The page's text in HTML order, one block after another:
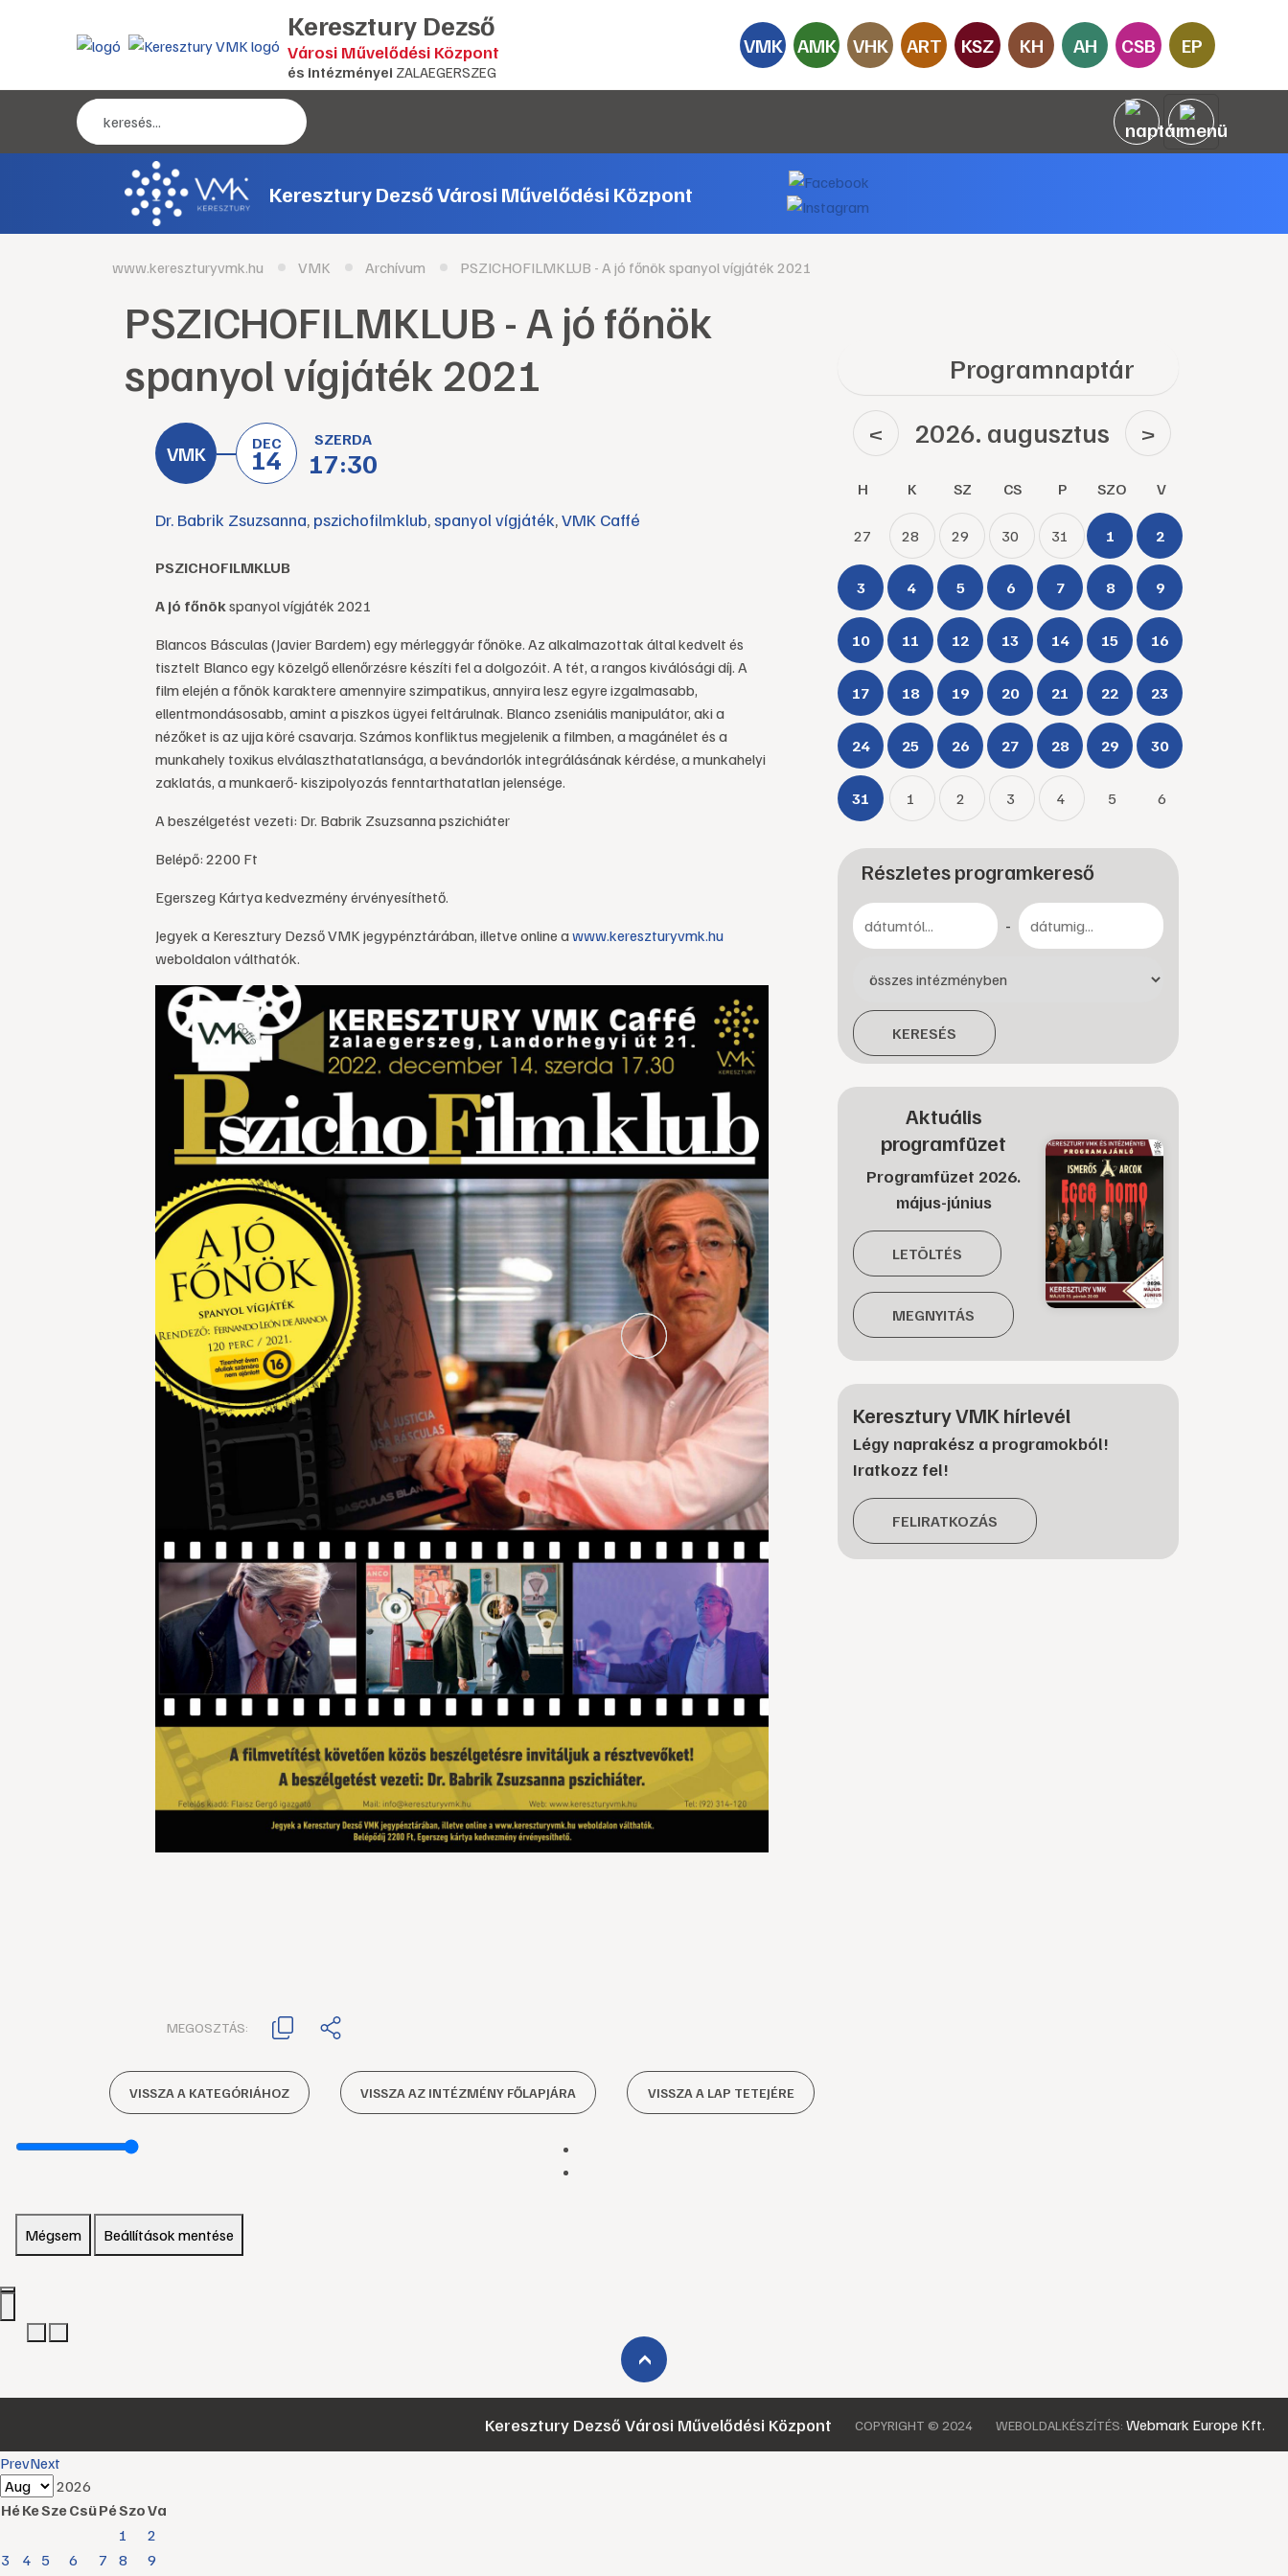
Keresztury Dezső
Városi Művelődési Központ
és intézményei ZALAEGERSZEG
VMK AMK VHK ART KSZ KH AH CSB EP
Keresztury Dezső Városi Művelődési Központ
www.kereszturyvmk.hu VMK Archívum PSZICHOFILMKLUB - A jó főnök spanyol vígjáték 2021
PSZICHOFILMKLUB - A jó főnök
spanyol vígjáték 2021
DEC
14
SZERDA
17:30
Dr. Babrik Zsuzsanna, pszichofilmklub,spanyol vígjáték,VMK Caffé
PSZICHOFILMKLUB
A jó főnök spanyol vígjáték 2021
Blancos Básculas (Javier Bardem) egy mérleggyár főnöke. Az alkalmazottak által kedvelt és
tisztelt Blanco egy közelgő ellenőrzésre készíti fel a dolgozóit. A tét, a rangos kiválósági díj. A
film elején a főnök karaktere amennyire szimpatikus, annyira lesz egyre izgalmasabb,
ellentmondásosabb, amint a piszkos ügyei feltárulnak. Blanco zseniális manipulátor, aki a
nézőket is az ujja köré csavarja. Számos konfliktus megjelenik a filmben, a magánélet és a
munkahely toxikus elválaszthatatlansága, a bevándorlók integrálásának kérdése, a munkahelyi
zaklatás, a munkaerő- kiszipolyozás fenntarthatatlan jelensége.
A beszélgetést vezeti: Dr. Babrik Zsuzsanna pszichiáter
Belépő: 2200 Ft
Egerszeg Kártya kedvezmény érvényesíthető.
Jegyek a Keresztury Dezső VMK jegypénztárában, illetve online awww.kereszturyvmk.hu
weboldalon válthatók.
MEGOSZTÁS:
VISSZA A KATEGÓRIÁHOZ VISSZA AZ INTÉZMÉNY FŐLAPJÁRA VISSZA A LAP TETEJÉRE
Programnaptár
< 2026. augusztus >
H K SZ CS P SZO V
27 28 29 30 31 1 2
3 4 5 6 7 8 9
10 11 12 13 14 15 16
17 18 19 20 21 22 23
24 25 26 27 28 29 30
31 1 2 3 4 5 6
Részletes programkereső
-
KERESÉS
Aktuális
programfüzet
Programfüzet 2026.
május-június
LETÖLTÉS
MEGNYITÁS
Keresztury VMK hírlevél
Légy naprakész a programokból!
Iratkozz fel!
FELIRATKOZÁS
Mégsem Beállítások mentése
›
Keresztury Dezső Városi Művelődési Központ COPYRIGHT © 2024 WEBOLDALKÉSZÍTÉS: Webmark Europe Kft.
PrevNext
2026
HéKeSzeCsüPéSzoVa
1
2
3
4 5 6 7 8
9